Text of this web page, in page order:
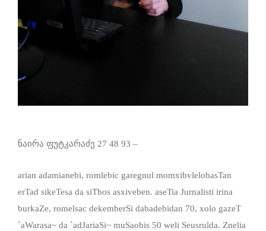
ნაირა ფუტკარაძე 27 48 93 –
arian adamianebi, romlebic garegnul momxibvlelobasTan
erTad sikeTesa da siTbos asxiveben. aseTia Jurnalisti irina
burkaZe, romelsac dekemberSi dabadebidan 70, xolo gazeT
`aWarasa~ da `adJariaSi~ muSaobis 50 weli Seusrulda. Znelia